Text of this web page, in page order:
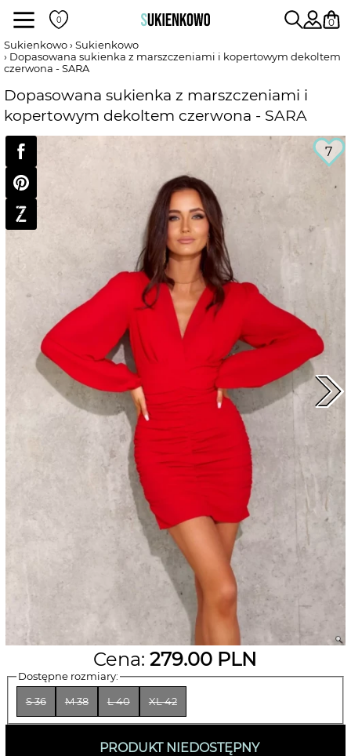
Sukienki
POKAŻ WSZYSTKIE SUKIENKI
DŁUGOŚĆ
WEDŁUG KOLORU
0
Sukienkowo
Sukienkowo
Dopasowana sukienka z marszczeniami i kopertowym dekoltem
czerwona - SARA
Dopasowana sukienka z marszczeniami i
kopertowym dekoltem czerwona - SARA
7
Cena:279.00 PLN
Dostępne rozmiary:
S 36 M 38 L 40 XL 42
PRODUKT NIEDOSTĘPNY